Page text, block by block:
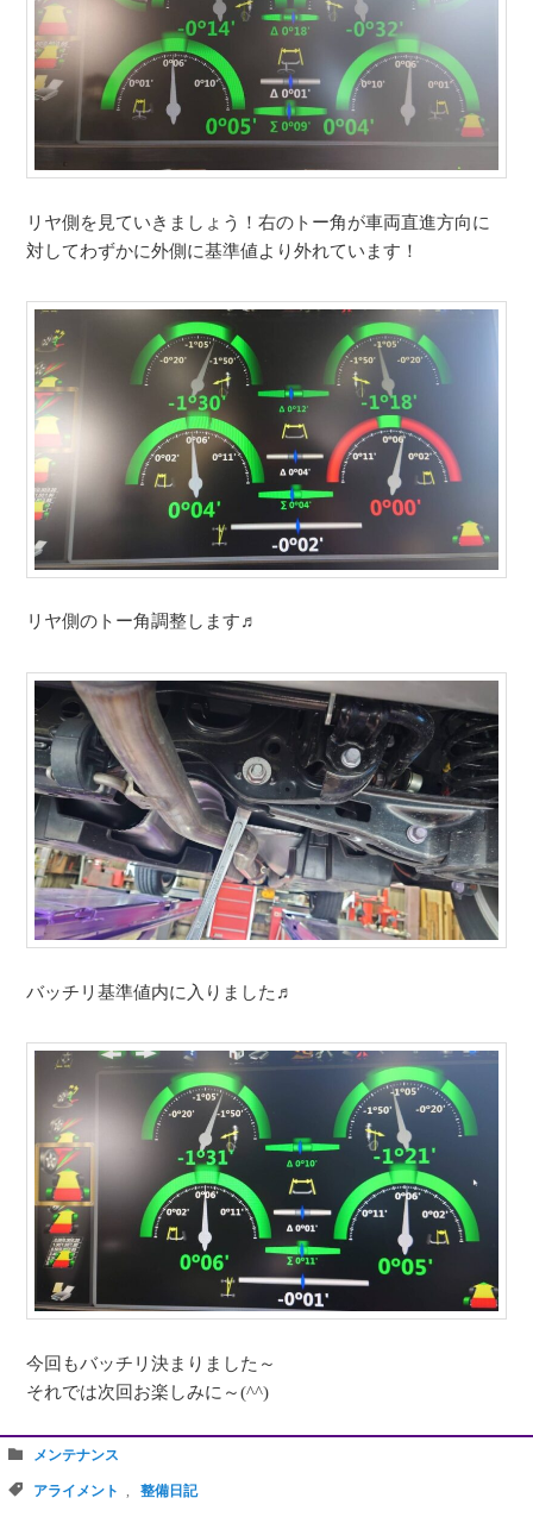
リヤ側を見ていきましょう！右のトー角が車両直進方向に
対してわずかに外側に基準値より外れています！
リヤ側のトー角調整します♬
バッチリ基準値内に入りました♬
今回もバッチリ決まりました～
それでは次回お楽しみに～(^^)
メンテナンス
アライメント , 整備日記